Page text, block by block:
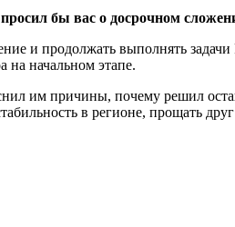
бы вас о досрочном
и продолжать выполнять
на начальном этапе.
им причины, почему решил
в регионе, прощать